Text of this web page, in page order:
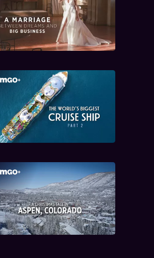
Verkopers van
bruidsdromen
Het grootste cruiseschip
ter wereld: deel 2
Winter in Aspen